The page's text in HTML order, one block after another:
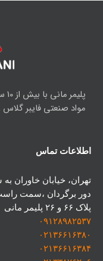
مواد صنعتی فایبر
اطلاعات تماس
تهران، خیابان خاوران
پلاک ۶۶ و ۲۶ پلیمر مانی
۰۹۱۲۸۹۸۲۵۳۷
۰۲۱۳۶۶۱۶۳۸۰
۰۲۱۳۶۶۱۶۳۸۴